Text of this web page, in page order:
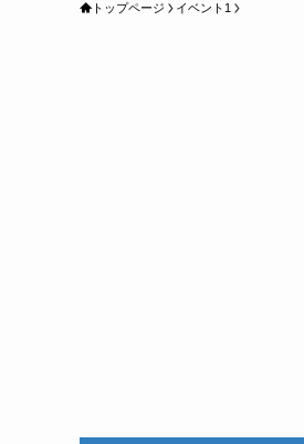
トップページ イベント1